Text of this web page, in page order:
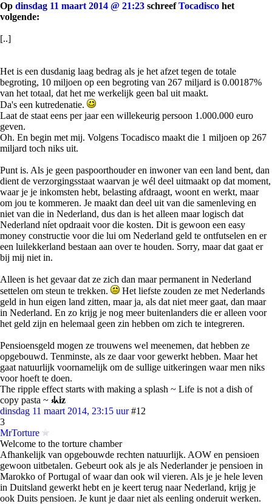
Op dinsdag 11 maart 2014 @ 21:23 schreefTocadisco het
volgende:
[..]
Het is een dusdanig laag bedrag als je het afzet tegen de totale
begroting, 10 miljoen op een begroting van 267 miljard is 0.00187%
van het totaal, dat het me werkelijk geen bal uit maakt.
Da's een kutredenatie.
Laat de staat eens per jaar een willekeurig persoon 1.000.000 euro
geven.
Oh. En begin met mij. Volgens Tocadisco maakt die 1 miljoen op 267
miljard toch niks uit.
Punt is. Als je geen paspoorthouder en inwoner van een land bent, dan
dient de verzorgingsstaat waarvan je wél deel uitmaakt op dat moment,
waar je je inkomsten hebt, belasting afdraagt, woont en werkt, maar
om jou te kommeren. Je maakt dan deel uit van die samenleving en
niet van die in Nederland, dus dan is het alleen maar logisch dat
Nederland níet opdraait voor die kosten. Dit is gewoon een easy
money constructie voor die lui om Nederland geld te ontfutselen en er
een luilekkerland bestaan aan over te houden. Sorry, maar dat gaat er
bij mij niet in.
Alleen is het gevaar dat ze zich dan maar permanent in Nederland
settelen om steun te trekken.
Het liefste zouden ze met Nederlands
geld in hun eigen land zitten, maar ja, als dat niet meer gaat, dan maar
in Nederland. En zo krijg je nog meer buitenlanders die er alleen voor
het geld zijn en helemaal geen zin hebben om zich te integreren.
Pensioensgeld mogen ze trouwens wel meenemen, dat hebben ze
opgebouwd. Tenminste, als ze daar voor gewerkt hebben. Maar het
gaat natuurlijk voornamelijk om de sullige uitkeringen waar men niks
voor hoeft te doen.
The ripple effect starts with making a splash ~ Life is not a dish of
copy pasta ~ ⳽ᖾiz
dinsdag 11 maart 2014, 23:15 uur #12
3
MrTorture
Welcome to the torture chamber
Afhankelijk van opgebouwde rechten natuurlijk. AOW en pensioen
gewoon uitbetalen. Gebeurt ook als je als Nederlander je pensioen in
Marokko of Portugal of waar dan ook wil vieren. Als je je hele leven
in Duitsland gewerkt hebt en je keert terug naar Nederland, krijg je
ook Duits pensioen. Je kunt je daar niet als eenling onderuit werken.